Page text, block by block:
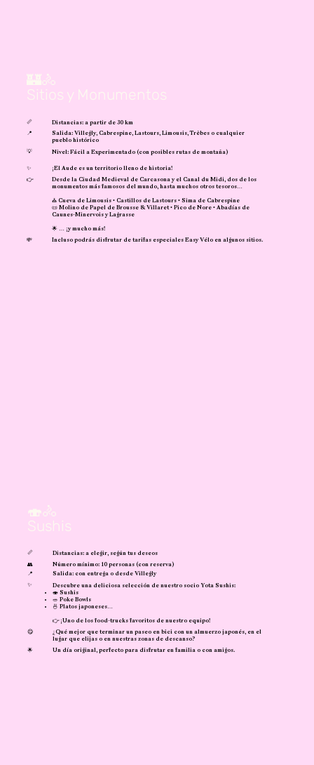
🏰🚴
Sitios y Monumentos
📏
Distancias: a partir de 30 km
📍
Salida: Villegly, Cabrespine, Lastours, Limousis, Trèbes o cualquier
pueblo histórico
💡
Nivel: Fácil a Experimentado (con posibles rutas de montaña)
✨
¡El Aude es un territorio lleno de historia!
👉
Desde la Ciudad Medieval de Carcasona y el Canal du Midi, dos de los
monumentos más famosos del mundo, hasta muchos otros tesoros…
⛪ Cueva de Limousis • Castillos de Lastours • Sima de Cabrespine
📜 Molino de Papel de Brousse & Villaret • Pico de Nore • Abadías de
Caunes-Minervois y Lagrasse
🌟 … ¡y mucho más!
💸
Incluso podrás disfrutar de tarifas especiales Easy Vélo en algunos sitios.
🍣🚴
Sushis
📏
Distancias: a elegir, según tus deseos
👥
Número mínimo: 10 personas (con reserva)
📍
Salida: con entrega o desde Villegly
✨
Descubre una deliciosa selección de nuestro socio Yota Sushis:
🍣 Sushis
🥗 Poke Bowls
🍜 Platos japoneses…
👉 ¡Uno de los food-trucks favoritos de nuestro equipo!
😋
¿Qué mejor que terminar un paseo en bici con un almuerzo japonés, en el
lugar que elijas o en nuestras zonas de descanso?
🌟
Un día original, perfecto para disfrutar en familia o con amigos.